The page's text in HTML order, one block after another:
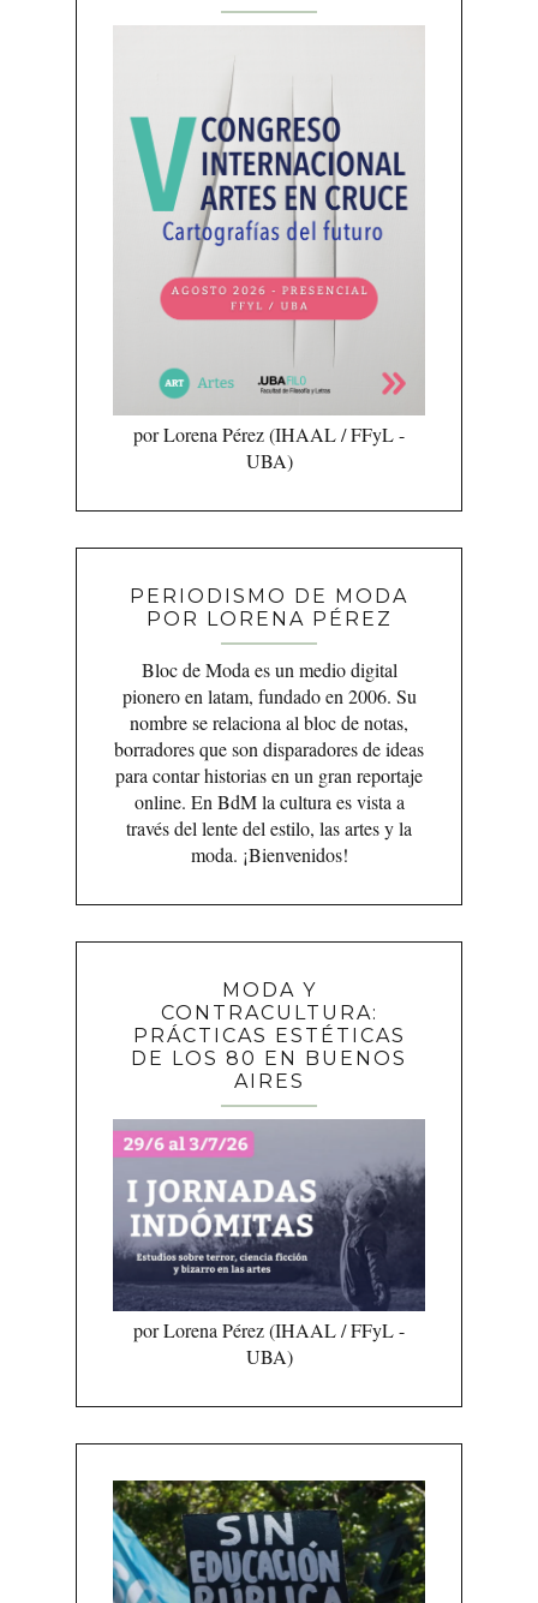
por Lorena Pérez (IHAAL / FFyL -
UBA)
PERIODISMO DE MODA
POR LORENA PÉREZ
Bloc de Moda es un medio digital
pionero en latam, fundado en 2006. Su
nombre se relaciona al bloc de notas,
borradores que son disparadores de ideas
para contar historias en un gran reportaje
online. En BdM la cultura es vista a
través del lente del estilo, las artes y la
moda. ¡Bienvenidos!
MODA Y
CONTRACULTURA:
PRÁCTICAS ESTÉTICAS
DE LOS 80 EN BUENOS
AIRES
por Lorena Pérez (IHAAL / FFyL -
UBA)